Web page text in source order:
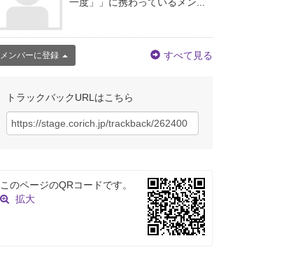
一度」」に携わっているメン...
メンバーに登録 すべて見る
トラックバックURLはこちら
このページのQRコードです。
拡大